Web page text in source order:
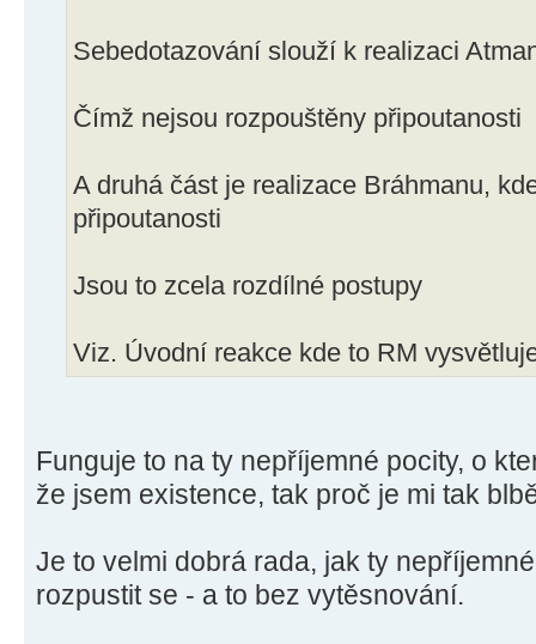
Sebedotazování slouží k realizaci
Čímž nejsou rozpouštěny připoutanosti
A druhá část je realizace Bráhmanu,
připoutanosti
Jsou to zcela rozdílné postupy
Viz. Úvodní reakce kde to RM
Funguje to na ty nepříjemné pocity, o
že jsem existence, tak proč je mi tak
Je to velmi dobrá rada, jak ty
rozpustit se - a to bez vytěsnování.